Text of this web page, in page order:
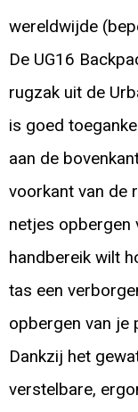
wereldwijde
De UG16
rugzak uit de
is goed
aan de
voorkant van de
netjes opbergen
handbereik wilt
tas een
opbergen van je
Dankzij het
verstelbare,